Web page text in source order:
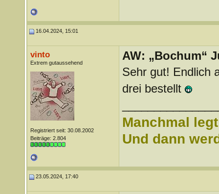
16.04.2024, 15:01
vinto
Extrem gutaussehend
Registriert seit: 30.08.2002
Beiträge: 2.804
AW: „Bochum“
Sehr gut! Endlich
drei bestellt
Manchmal
Und dann
23.05.2024, 17:40